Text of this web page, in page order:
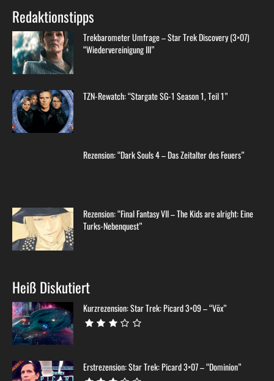
Redaktionstipps
Trekbarometer Umfrage – Star Trek Discovery (3×07)
“Wiedervereinigung III”
TZN-Rewatch: “Stargate SG-1 Season 1, Teil 1”
Rezension: “Dark Souls 4 – Das Zeitalter des Feuers”
Rezension: “Final Fantasy VII – The Kids are alright: Eine
Turks-Nebenquest”
Heiß Diskutiert
Kurzrezension: Star Trek: Picard 3×09 – “Võx”
Erstrezension: Star Trek: Picard 3×07 – “Dominion”